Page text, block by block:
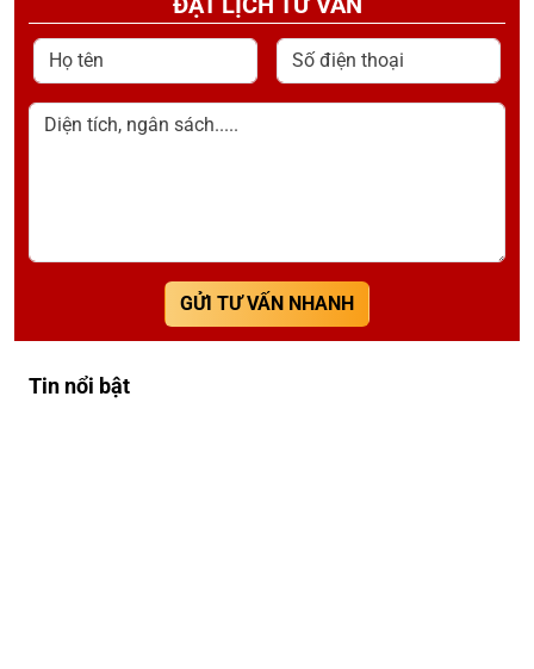
Họ tên Số điện thoại
Diện tích, ngân sách.....
GỬI TƯ VẤN NHANH
Tin nổi bật